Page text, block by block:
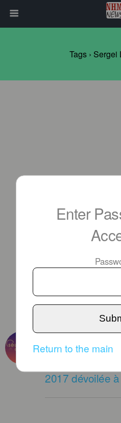
Tags ›
APRIL 13TH, 2017
[CHRONIQUE]
2017 dévoilée
Enter
Return to the main